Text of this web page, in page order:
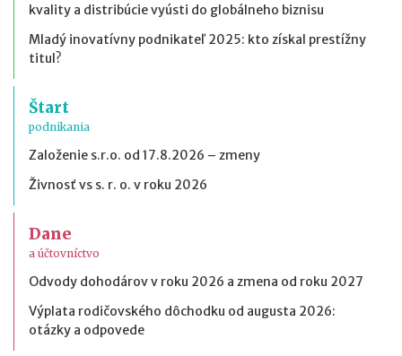
kvality a distribúcie vyústi do globálneho biznisu
Mladý inovatívny podnikateľ 2025: kto získal prestížny
titul?
Štart
podnikania
Založenie s.r.o. od 17.8.2026 – zmeny
Živnosť vs s. r. o. v roku 2026
Dane
a účtovníctvo
Odvody dohodárov v roku 2026 a zmena od roku 2027
Výplata rodičovského dôchodku od augusta 2026:
otázky a odpovede